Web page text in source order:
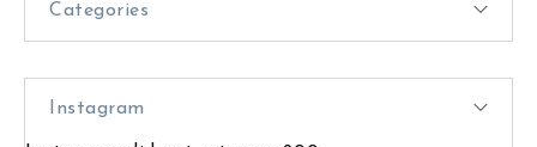
Categories
Instagram